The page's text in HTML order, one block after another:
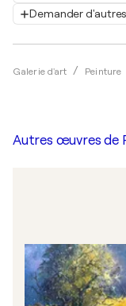
Demander
Galerie d'art Peinture
Autres œuvres de